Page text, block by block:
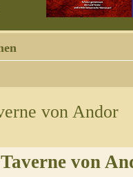
von Andor
von